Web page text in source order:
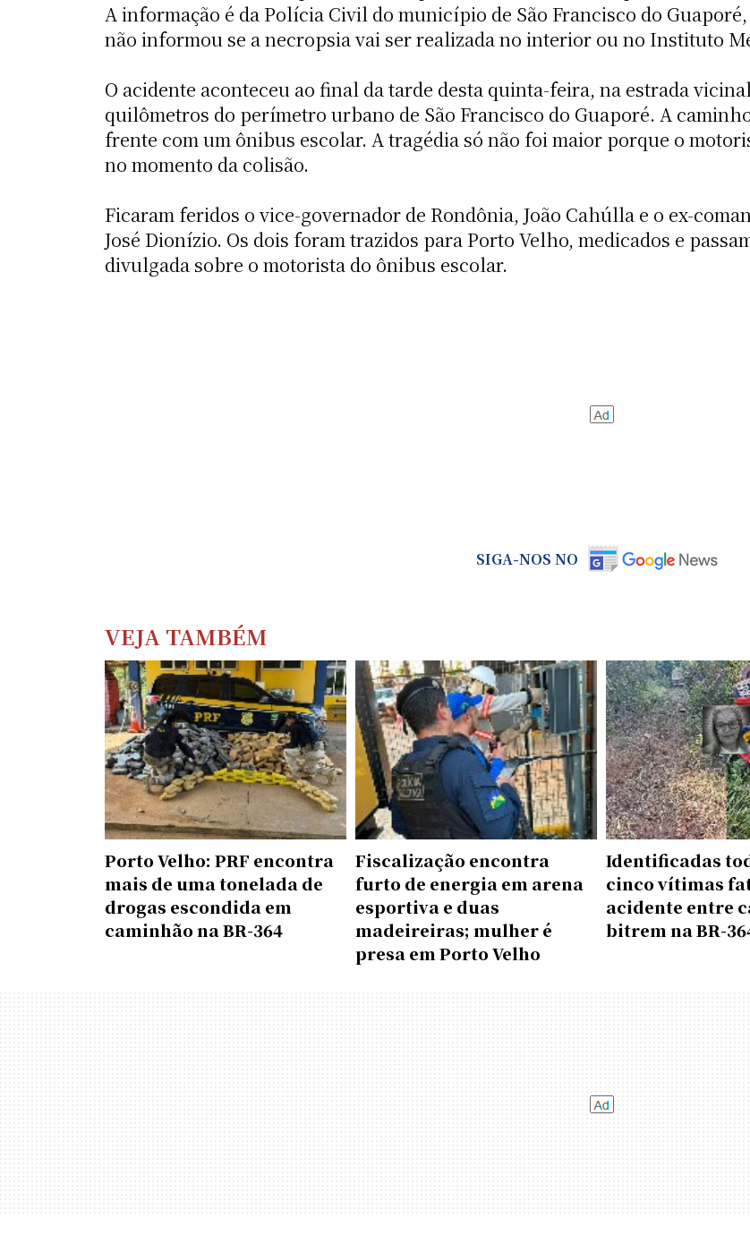
A informação é da Polícia Civil do município de São Francisco do
não informou se a necropsia vai ser realizada no interior ou no Instituto
O acidente aconteceu ao final da tarde desta quinta-feira, na estrada
quilômetros do perímetro urbano de São Francisco do Guaporé. A
frente com um ônibus escolar. A tragédia só não foi maior porque o
no momento da colisão.
Ficaram feridos o vice-governador de Rondônia, João Cahúlla e o ex-
José Dionízio. Os dois foram trazidos para Porto Velho, medicados e
divulgada sobre o motorista do ônibus escolar.
SIGA-NOS NO
VEJA TAMBÉM
Porto Velho: PRF encontra
mais de uma tonelada de
drogas escondida em
caminhão na BR-364
Fiscalização encontra
furto de energia em arena
esportiva e duas
madeireiras; mulher é
presa em Porto Velho
Identificadas
cinco vítimas
acidente entre
bitrem na BR-